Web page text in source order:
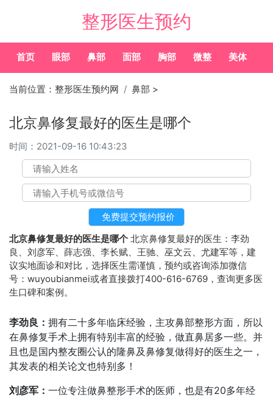
整形医生预约
首页 眼部 鼻部 面部 胸部 微整 美体
当前位置： 整形医生预约网 鼻部 >
北京鼻修复最好的医生是哪个
时间： 2021-09-16 10:43:23
北京鼻修复最好的医生是哪个 北京鼻修复最好的医生：李劲
良、刘彦军、薛志强、李长赋、王驰、巫文云、尤建军等，建
议实地面诊和对比，选择医生需谨慎，预约或咨询添加微信
号：wuyoubianmei或者直接拨打400-616-6769，查询更多医
生口碑和案例。
李劲良： 拥有二十多年临床经验，主攻鼻部整形方面，所以
在鼻修复手术上拥有特别丰富的经验，做直鼻居多一些。并
且也是国内整友圈公认的隆鼻及鼻修复做得好的医生之一，
其发表的相关论文也特别多！
刘彦军： 一位专注做鼻整形手术的医师，也是有20多年经